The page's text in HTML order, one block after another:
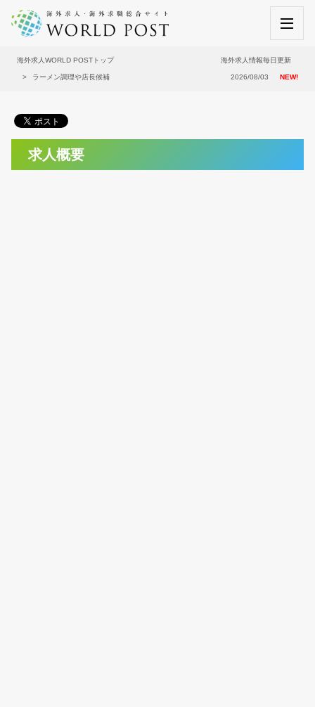
海外求人WORLD POSTトップ
ラーメン調理や店長候補
海外求人情報毎日更新
2026/08/03 NEW!
求人概要